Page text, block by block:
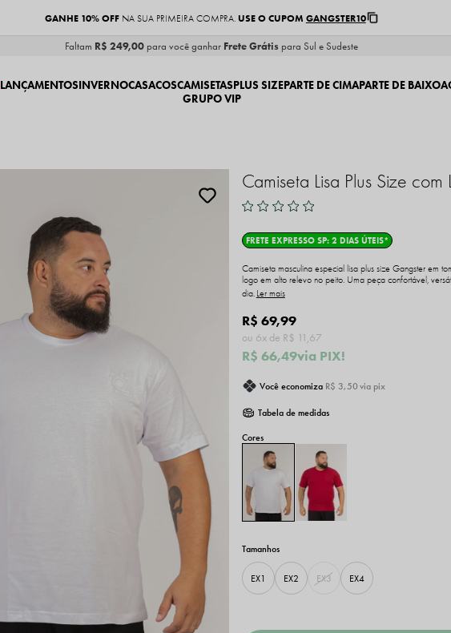
GANHE 10% OFFNA SUA PRIMEIRA COMPRA. USE O CUPOM GANGSTER10
Faltam R$ 249,00 para você ganhar Frete Grátis para Sul e Sudeste
LANÇAMENTOSINVERNOCASACOSCAMISETASPLUS SIZEPARTE DE CIMAPARTE DE BAIXO
GRUPO VIP
Camiseta Lisa Plus Size
FRETE EXPRESSO SP: 2 DIAS ÚTEIS*
Camiseta masculina especial lisa plus size Gangster em
logo em alto relevo no peito. Uma peça confortável,
dia. Ler mais
R$ 66,49via PIX!
R$ 69,99
6x R$ 11,67
Você economiza R$ 3,50 via pix
Tabela de medidas
EX1 EX2 EX3 EX4